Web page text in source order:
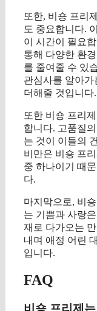
또한, 비숑 프리
도 중요합니다.
이 시간이 필요
통해 다양한 환
를 줄여줄 수 있
관심사를 알아
더해줄 것입니다.
또한 비숑 프리
합니다. 고품질
는 것이 이들의
비만은 비숑 프
중 하나이기 때
다.
마지막으로, 비
는 기쁨과 사랑
재로 다가오는
내며 애정 어린
입니다.
FAQ
비숑 프리제